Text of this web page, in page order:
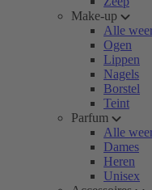
Make-up
Alle
Ogen
Lippen
Nagels
Borstel
Teint
Parfum
Alle
Dames
Heren
Unisex